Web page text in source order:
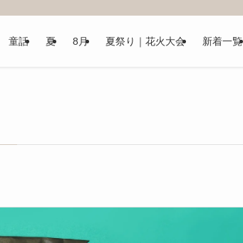
童話 夏 8月 夏祭り｜花火大会 新着一覧